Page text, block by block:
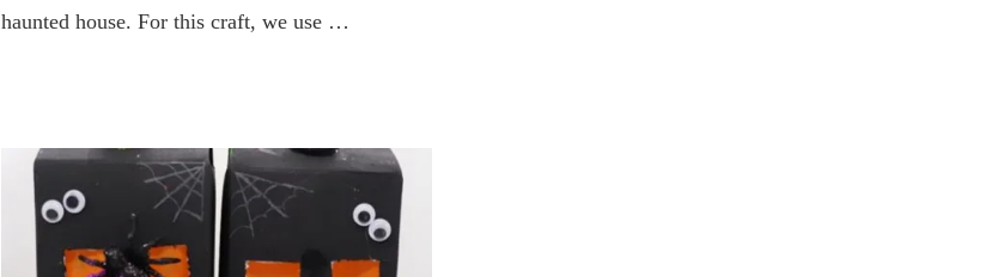
haunted house. For this craft, we use …